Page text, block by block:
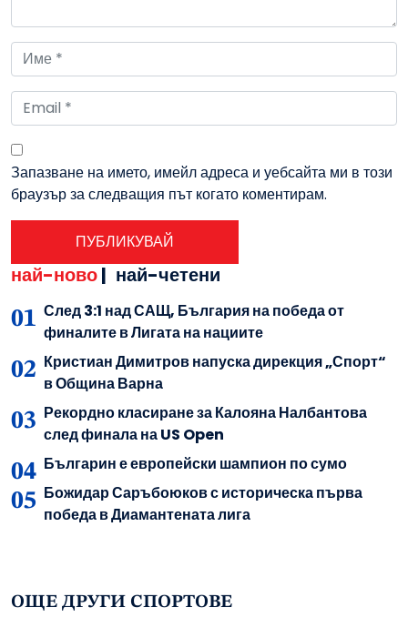
Запазване на името, имейл адреса и уебсайта ми в този
браузър за следващия път когато коментирам.
най-ново| най-четени
След 3:1 над САЩ, България на победа от
финалите в Лигата на нациите
Кристиан Димитров напуска дирекция „Спорт“
в Община Варна
Рекордно класиране за Калояна Налбантова
след финала на US Open
Българин е европейски шампион по сумо
Божидар Саръбоюков с историческа първа
победа в Диамантената лига
ОЩЕ ДРУГИ СПОРТОВЕ